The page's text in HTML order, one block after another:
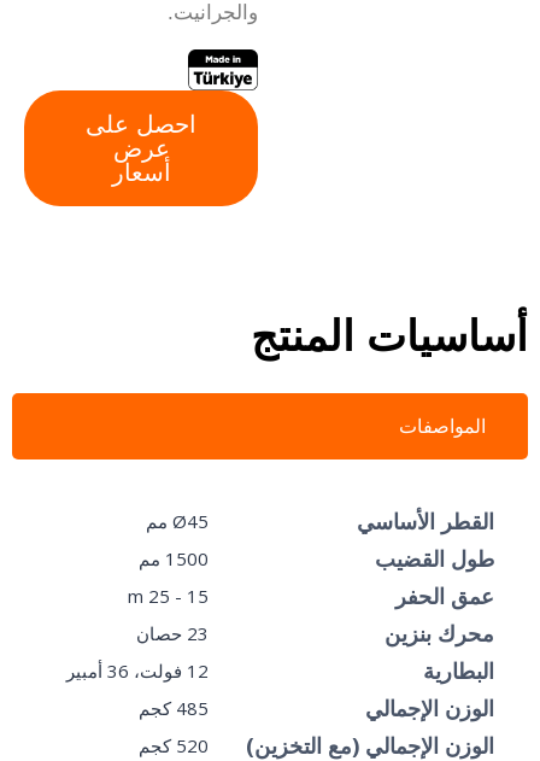
والجرانيت.
احصل على
عرض
أسعار
أساسيات المنتج
المواصفات
القطر الأساسي Ø45 مم
طول القضيب 1500 مم
عمق الحفر 15 - 25 m
محرك بنزين 23 حصان
البطارية 12 فولت، 36 أمبير
الوزن الإجمالي 485 كجم
الوزن الإجمالي (مع التخزين) 520 كجم